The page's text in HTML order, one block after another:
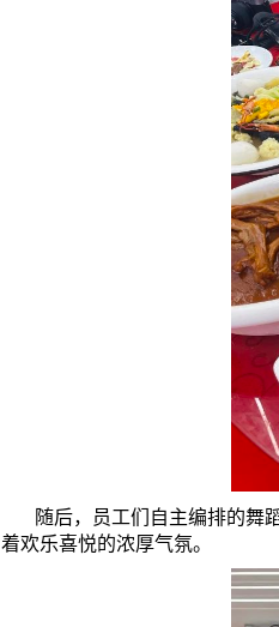
随后，员工们自主编排的舞
着欢乐喜悦的浓厚气氛。